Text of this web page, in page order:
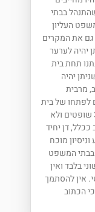
בבתי
העליון
גם את המקרים
יהיה לערער
תחת בית
יהיה
מרבית
לפתחו של בית
המשפט העליון אשר דן בהם בהרכב של 3 שופטים ולא
דן יחיד
מוכח
בבתי המשפט
בלבד ואין
אין להסתמך
הכתוב